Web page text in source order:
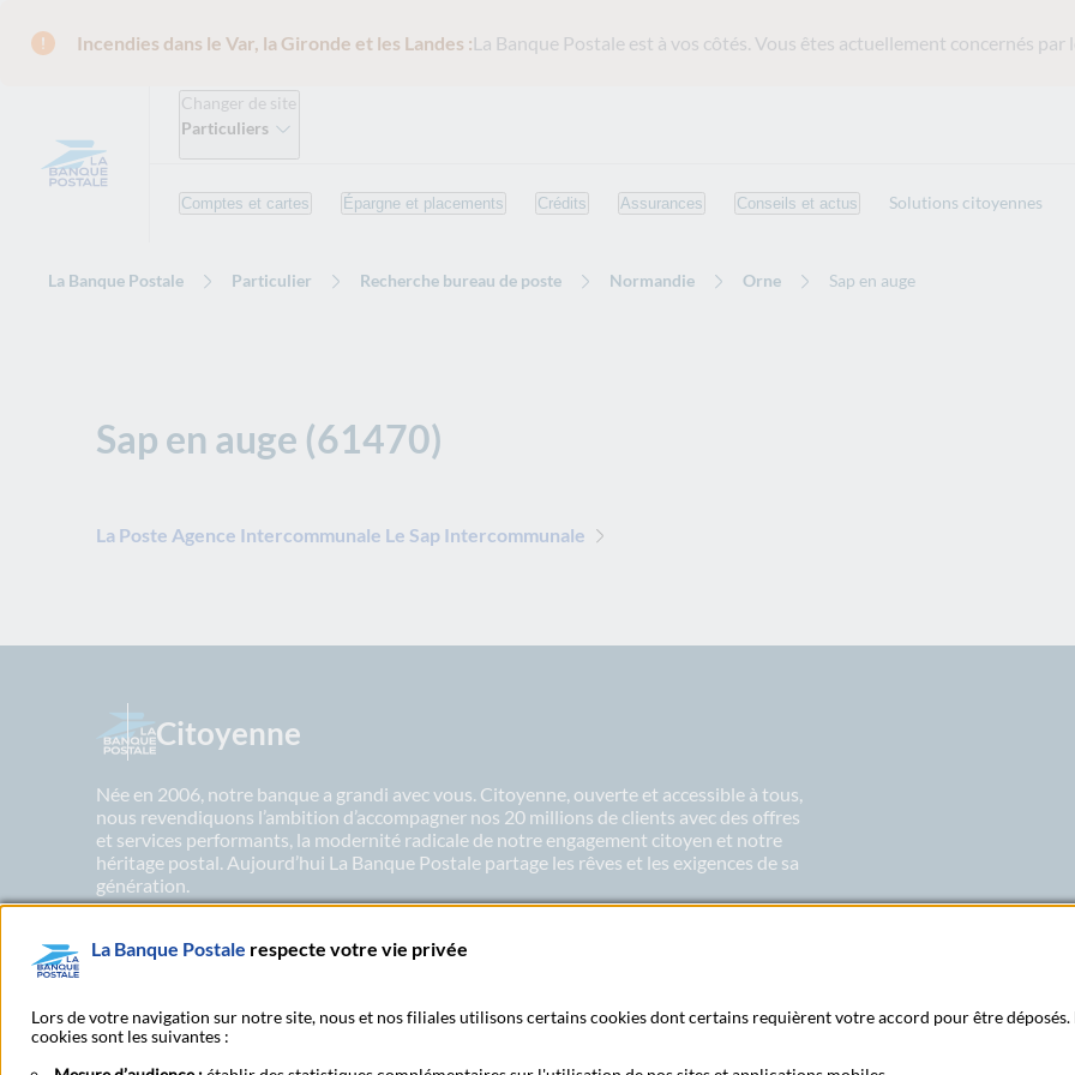
Incendies dans le Var, la Gironde et les Landes :La Banque Postale est à vos côtés. Vous êtes actuellement concernés par
Changer de site
Particuliers
Comptes et cartes Épargne et placements Crédits Assurances Conseils et actus Solutions citoyennes
La Banque Postale Particulier Recherche bureau de poste Normandie Orne Sap en auge
Sap en auge (61470)
La Poste Agence Intercommunale Le Sap Intercommunale
Citoyenne
Née en 2006, notre banque a grandi avec vous. Citoyenne, ouverte et accessible à tous,
nous revendiquons l’ambition d’accompagner nos 20 millions de clients avec des offres
et services performants, la modernité radicale de notre engagement citoyen et notre
héritage postal. Aujourd’hui La Banque Postale partage les rêves et les exigences de sa
génération.
En savoir plus sur nos engagements
La Banque Postale respecte votre vie privée
Lors de votre navigation sur notre site, nous et nos filiales utilisons certains cookies dont certains requièrent votre accord pour être déposés.
cookies sont les suivantes :